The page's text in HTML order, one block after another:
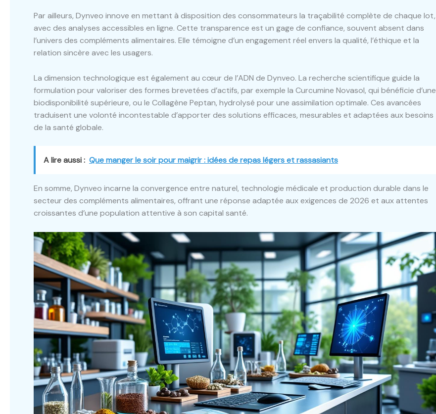
Par ailleurs, Dynveo innove en mettant à disposition des consommateurs la traçabilité complète de chaque lot,
avec des analyses accessibles en ligne. Cette transparence est un gage de confiance, souvent absent dans
l’univers des compléments alimentaires. Elle témoigne d’un engagement réel envers la qualité, l’éthique et la
relation sincère avec les usagers.
La dimension technologique est également au cœur de l’ADN de Dynveo. La recherche scientifique guide la
formulation pour valoriser des formes brevetées d’actifs, par exemple la Curcumine Novasol, qui bénéficie d’une
biodisponibilité supérieure, ou le Collagène Peptan, hydrolysé pour une assimilation optimale. Ces avancées
traduisent une volonté incontestable d’apporter des solutions efficaces, mesurables et adaptées aux besoins
de la santé globale.
A lire aussi : Que manger le soir pour maigrir : idées de repas légers et rassasiants
En somme, Dynveo incarne la convergence entre naturel, technologie médicale et production durable dans le
secteur des compléments alimentaires, offrant une réponse adaptée aux exigences de 2026 et aux attentes
croissantes d’une population attentive à son capital santé.